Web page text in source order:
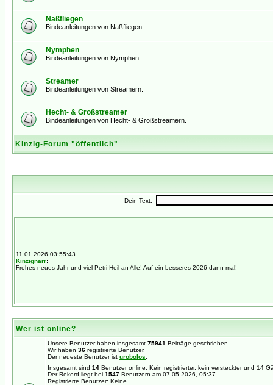
Naßfliegen
Bindeanleitungen von Naßfliegen.
Nymphen
Bindeanleitungen von Nymphen.
Streamer
Bindeanleitungen von Streamern.
Hecht- & Großstreamer
Bindeanleitungen von Hecht- & Großstreamern.
Kinzig-Forum "öffentlich"
Wer ist online?
Unsere Benutzer haben insgesamt 75941 Beiträge geschrieben.
Wir haben 36 registrierte Benutzer.
Der neueste Benutzer ist urobolos
Insgesamt sind 14 Benutzer online: Kein registrierter, kein versteckter und 14
Der Rekord liegt bei 1547 Benutzern am 07.05.2026, 05:37.
Registrierte Benutzer: Keine